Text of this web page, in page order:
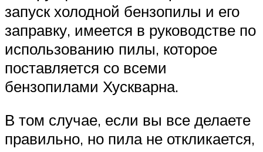
запуск холодной бензопилы и его
заправку, имеется в руководстве по
использованию пилы, которое
поставляется со всеми
бензопилами Хускварна.
В том случае, если вы все делаете
правильно, но пила не откликается,